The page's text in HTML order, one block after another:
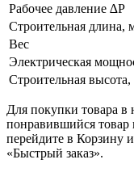
Рабочее давление ∆P
Строительная длина,
Вес
Электрическая
Строительная
Для покупки товара в
понравившийся товар
перейдите в Корзину
«Быстрый заказ».